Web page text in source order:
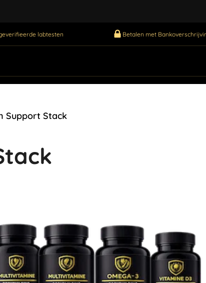
labtesten Betalen met
Support Stack